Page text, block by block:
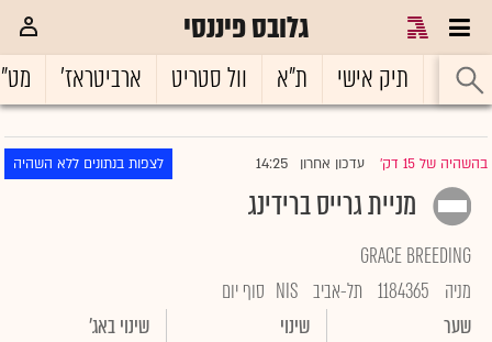
גלובס פיננסי
ראשי תיק אישי ת"א וול סטריט ארביטראז'
בהשהיה של 15 דק' |עדכון אחרון 14:25 לצפות בנתונים ללא השהיה
מניית גרייס ברידינג
GRACE BREEDING
מניה
1184365 תל-אביב NIS סוף יום
שער
שינוי שינוי באג'